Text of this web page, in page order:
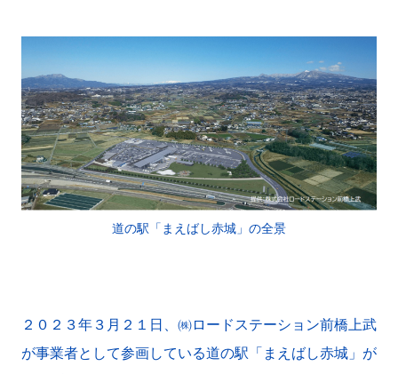
道の駅「まえばし赤城」の全景
２０２３年３月２１日、㈱ロードステーション前橋上武
が事業者として参画している道の駅「まえばし赤城」が